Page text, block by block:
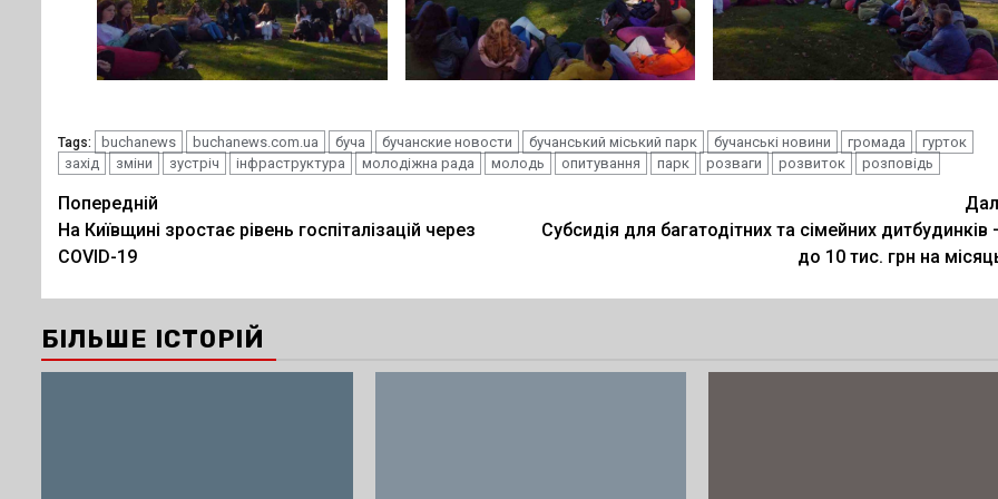
Tags: buchanews buchanews.com.ua буча бучанские новости бучанський міський парк бучанські новини громада
гурток
захід
зміни зустріч інфраструктура молодіжна рада молодь опитування парк розваги розвиток розповідь
Post
navigation
Попередній
На Київщині зростає рівень госпіталізацій через
COVID-19
Субсидія для багатодітних та сімейних дитбудинків
до 10 тис. грн на
БІЛЬШЕ ІСТОРІЙ